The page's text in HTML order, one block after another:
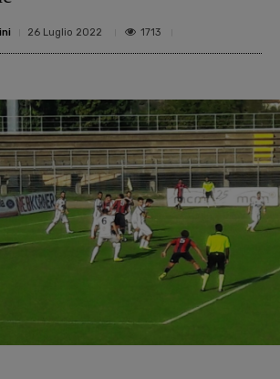
26 Luglio 2022 1713